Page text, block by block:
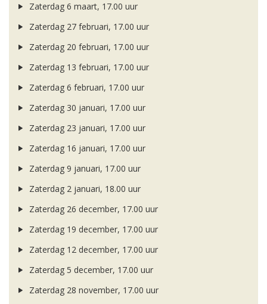
Zaterdag 6 maart, 17.00 uur
Zaterdag 27 februari, 17.00 uur
Zaterdag 20 februari, 17.00 uur
Zaterdag 13 februari, 17.00 uur
Zaterdag 6 februari, 17.00 uur
Zaterdag 30 januari, 17.00 uur
Zaterdag 23 januari, 17.00 uur
Zaterdag 16 januari, 17.00 uur
Zaterdag 9 januari, 17.00 uur
Zaterdag 2 januari, 18.00 uur
Zaterdag 26 december, 17.00 uur
Zaterdag 19 december, 17.00 uur
Zaterdag 12 december, 17.00 uur
Zaterdag 5 december, 17.00 uur
Zaterdag 28 november, 17.00 uur